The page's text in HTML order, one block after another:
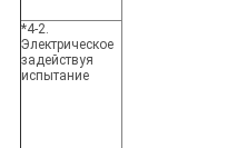
*4-2.
Электрическое
задействуя
испытание